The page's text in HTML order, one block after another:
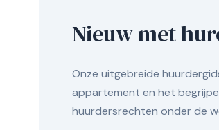
Nieuw met
Onze uitgebreide
appartement en het
huurdersrechten onder de